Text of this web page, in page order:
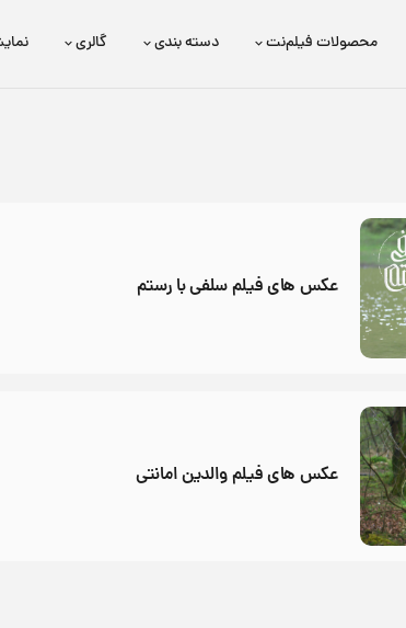
محصولات فیلم‌نت دسته بندی گالری
عکس های فیلم سلفی با رستم
عکس های فیلم والدین امانتی